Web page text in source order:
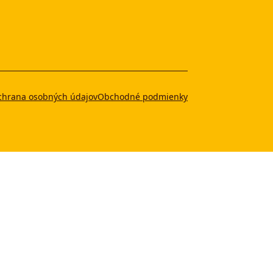
osobných údajovObchodné podmienky